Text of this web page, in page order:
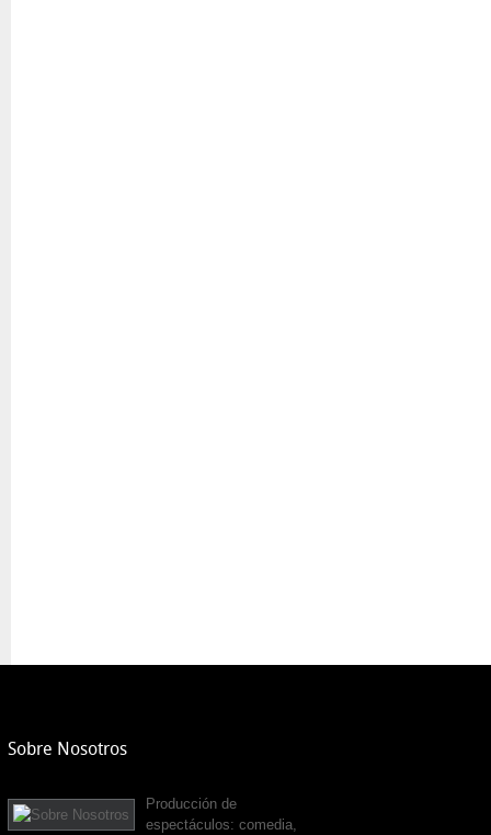
Sobre Nosotros
Producción de
espectáculos: comedia,